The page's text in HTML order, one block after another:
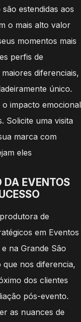
estendidas aos
o mais alto valor
momentos mais
perfis de
diferenciais,
único.
impacto emocional
Solicite uma visita
marca com
eles
DA EVENTOS
de
em Eventos
na Grande São
nos diferencia,
dos clientes
pós-evento.
as nuances de